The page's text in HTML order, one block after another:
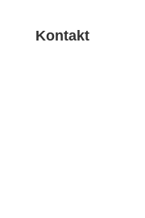
Kontakt